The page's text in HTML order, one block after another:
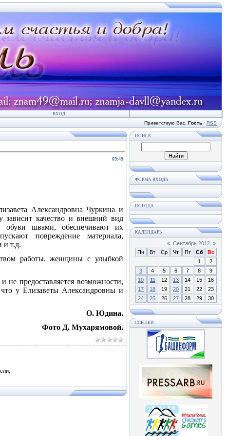
ВХОД
Приветствую Вас Гость · RSS
09:49
Александровна Чуркина и
качество и внешний вид
обуви швами, обеспечивают их
повреждение материала,
и т.д.
работы, женщины с улыбкой
не предоставляется возможности,
у Елизаветы Александровны и
О. Юдина.
Фото Д. Мухарямовой.
ПОИСК
ФОРМА ВХОДА
ПОГОДА
КАЛЕНДАРЬ
« Сентябрь 2012 »
Пн
Вт Ср Чт Пт Сб
Вс
1
2
3
4 5 6 7 8
9
10
11 12 13 14 15
16
17
18 19 20 21 22
23
24
25 26 27 28 29 30
ССЫЛКИ